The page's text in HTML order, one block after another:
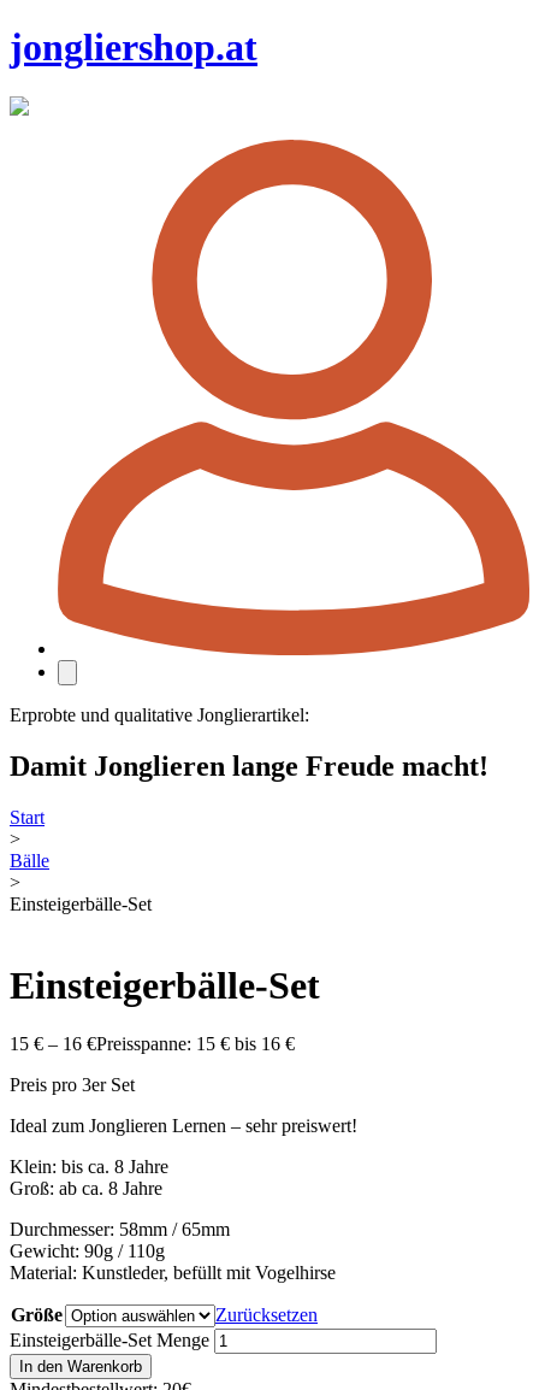
jongliershop.at
Erprobte und qualitative Jonglierartikel:
Damit Jonglieren lange Freude macht!
Start
>
Bälle
>
Einsteigerbälle-Set
Einsteigerbälle-Set
15 € – 16 €Preisspanne: 15 € bis 16 €
Preis pro 3er Set
Ideal zum Jonglieren Lernen – sehr preiswert!
Klein: bis ca. 8 Jahre
Groß: ab ca. 8 Jahre
Durchmesser: 58mm / 65mm
Gewicht: 90g / 110g
Material: Kunstleder, befüllt mit Vogelhirse
Größe
Zurücksetzen
Einsteigerbälle-Set Menge
In den Warenkorb